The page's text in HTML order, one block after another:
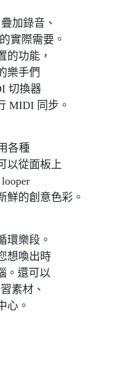
加錄音、
實際需要。
的功能，
樂手們
切換器
MIDI 同步。
各種
以從面板上
鮮的創意色彩。
環樂段。
想喚出時
。還可以
素材、
心。